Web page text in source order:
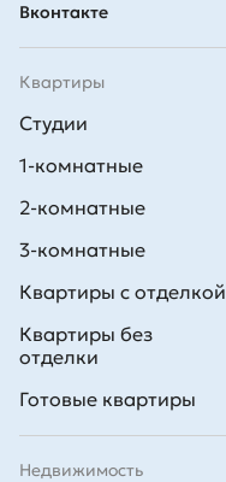
Вконтакте
Квартиры
Студии
1-комнатные
2-комнатные
3-комнатные
Квартиры с отделкой
Квартиры без
отделки
Готовые квартиры
Недвижимость